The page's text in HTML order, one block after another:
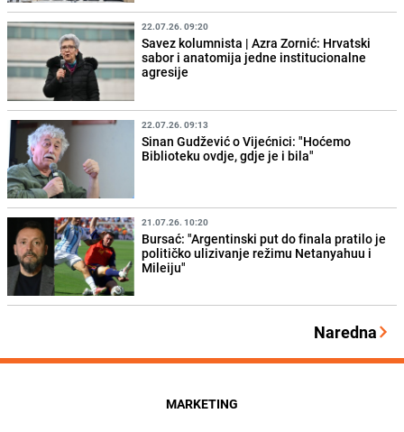
22.07.26. 09:20
Savez kolumnista | Azra Zornić: Hrvatski
sabor i anatomija jedne institucionalne
agresije
22.07.26. 09:13
Sinan Gudžević o Vijećnici: "Hoćemo
Biblioteku ovdje, gdje je i bila"
21.07.26. 10:20
Bursać: "Argentinski put do finala pratilo je
političko ulizivanje režimu Netanyahuu i
Mileiju"
Naredna
MARKETING